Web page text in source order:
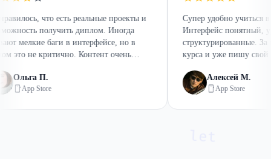
что есть реальные проекты и
получить диплом. Иногда
баги в интерфейсе, но в
Контент очень
П.
Супер удобно учиться в своём
Интерфейс понятный, уроки
структурированные. За месяц
курса и уже пишу свой первый
Алексей М.
App Store